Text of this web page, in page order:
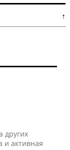
↑
других
и активная